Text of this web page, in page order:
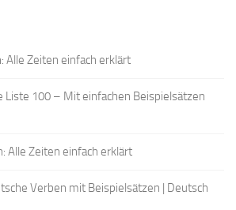
Alle Zeiten einfach erklärt
Liste 100 – Mit einfachen Beispielsätzen
Alle Zeiten einfach erklärt
Verben mit Beispielsätzen | Deutsch